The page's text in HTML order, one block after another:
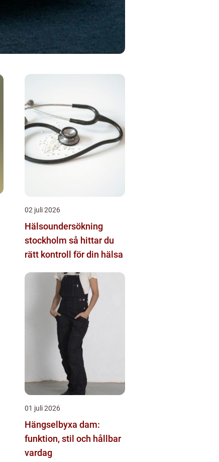
02 juli 2026
Hälsoundersökning
stockholm så hittar du
rätt kontroll för din hälsa
01 juli 2026
Hängselbyxa dam:
funktion, stil och hållbar
vardag